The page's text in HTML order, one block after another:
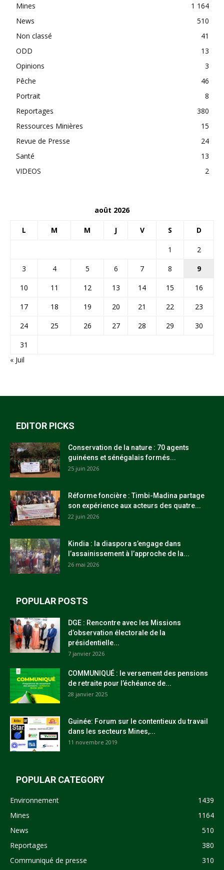
Mines
1 164
News
510
Non classé
41
ODD
13
Opinions
3
Pêche
46
Portrait
8
Reportages
380
Ressources Minières
15
Revue de Presse
24
Santé
13
VIDEOS
2
août 2026
L M M J V S D
1
2
3
4 5 6 7 8
9
10
11 12 13 14 15
16
17
18 19 20 21 22
23
24
25 26 27 28 29
30
31
« Juil
EDITOR PICKS
Conservation de la nature : 70 agents
guinéens et sénégalais formés...
25 juin 2026
Réforme foncière : Timbi-Madina partage
son expérience aux acteurs des quatre...
22 juin 2026
Kindia : la diaspora s’engage dans
l’assainissement à l’approche de la...
26 mai 2026
POPULAR POSTS
DGE : Rencontre avec les Missions
d’observation électorale de la
présidentielle...
7 janvier 2026
COMMUNIQUÉ : le versement des pensions
de retraite pour l’échéance de...
28 janvier 2025
Guinée: Forum sur le contentieux du travail
dans les secteurs Mines,...
11 novembre 2019
POPULAR CATEGORY
Environnement
1439
Mines
1164
News
510
Reportages
380
Communiqué de presse
310